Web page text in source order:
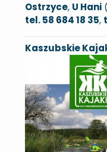
Ostrzyce, U Hani
tel. 58 684 18 35,
Kaszubskie